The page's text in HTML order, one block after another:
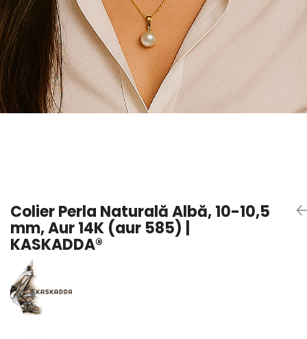
Seturi Perle cu Argint
Brățări cu Perle
Pandantive cu Perle
Brose cu Perle
Colier Perla Naturală Albă, 10-10,5
mm, Aur 14K (aur 585) |
KASKADDA®